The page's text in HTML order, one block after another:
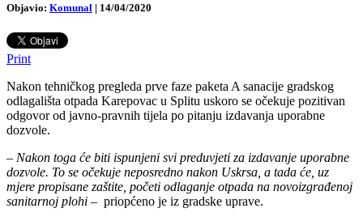
Objavio: Komunal | 14/04/2020
Print
Nakon tehničkog pregleda prve faze paketa A sanacije gradskog
odlagališta otpada Karepovac u Splitu uskoro se očekuje pozitivan
odgovor od javno-pravnih tijela po pitanju izdavanja uporabne
dozvole.
– Nakon toga će biti ispunjeni svi preduvjeti za izdavanje uporabne
dozvole. To se očekuje neposredno nakon Uskrsa, a tada će, uz
mjere propisane zaštite, početi odlaganje otpada na novoizgrađenoj
sanitarnoj plohi – priopćeno je iz gradske uprave.